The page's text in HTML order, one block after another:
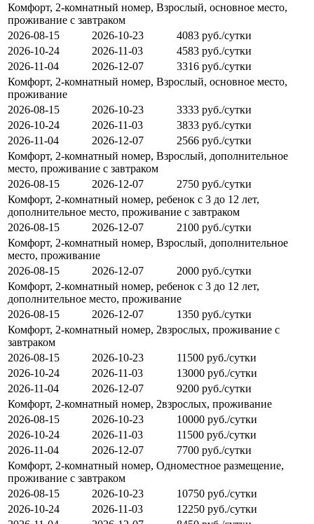
Комфорт, 2-комнатный номер, Взрослый, основное место,
проживание с завтраком
2026-08-15
2026-10-23
4083 руб./сутки
2026-10-24
2026-11-03
4583 руб./сутки
2026-11-04
2026-12-07
3316 руб./сутки
Комфорт, 2-комнатный номер, Взрослый, основное место,
проживание
2026-08-15
2026-10-23
3333 руб./сутки
2026-10-24
2026-11-03
3833 руб./сутки
2026-11-04
2026-12-07
2566 руб./сутки
Комфорт, 2-комнатный номер, Взрослый, дополнительное
место, проживание с завтраком
2026-08-15
2026-12-07
2750 руб./сутки
Комфорт, 2-комнатный номер, ребенок с 3 до 12 лет,
дополнительное место, проживание с завтраком
2026-08-15
2026-12-07
2100 руб./сутки
Комфорт, 2-комнатный номер, Взрослый, дополнительное
место, проживание
2026-08-15
2026-12-07
2000 руб./сутки
Комфорт, 2-комнатный номер, ребенок с 3 до 12 лет,
дополнительное место, проживание
2026-08-15
2026-12-07
1350 руб./сутки
Комфорт, 2-комнатный номер, 2взрослых, проживание с
завтраком
2026-08-15
2026-10-23
11500 руб./сутки
2026-10-24
2026-11-03
13000 руб./сутки
2026-11-04
2026-12-07
9200 руб./сутки
Комфорт, 2-комнатный номер, 2взрослых, проживание
2026-08-15
2026-10-23
10000 руб./сутки
2026-10-24
2026-11-03
11500 руб./сутки
2026-11-04
2026-12-07
7700 руб./сутки
Комфорт, 2-комнатный номер, Одноместное размещение,
проживание с завтраком
2026-08-15
2026-10-23
10750 руб./сутки
2026-10-24
2026-11-03
12250 руб./сутки